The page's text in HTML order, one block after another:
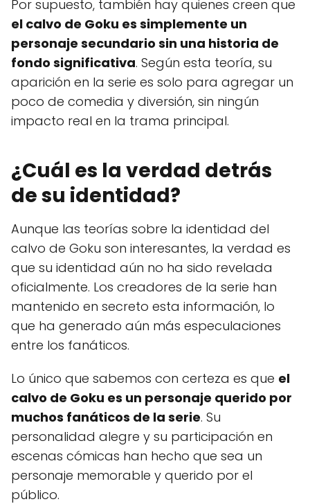
Por supuesto, también hay quienes creen que
el calvo de Goku es simplemente un
personaje secundario sin una historia de
fondo significativa. Según esta teoría, su
aparición en la serie es solo para agregar un
poco de comedia y diversión, sin ningún
impacto real en la trama principal.
¿Cuál es la verdad detrás
de su identidad?
Aunque las teorías sobre la identidad del
calvo de Goku son interesantes, la verdad es
que su identidad aún no ha sido revelada
oficialmente. Los creadores de la serie han
mantenido en secreto esta información, lo
que ha generado aún más especulaciones
entre los fanáticos.
Lo único que sabemos con certeza es que el
calvo de Goku es un personaje querido por
muchos fanáticos de la serie. Su
personalidad alegre y su participación en
escenas cómicas han hecho que sea un
personaje memorable y querido por el
público.